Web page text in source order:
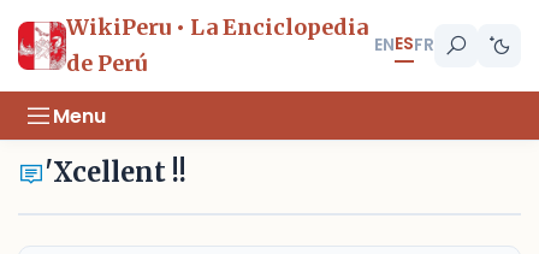
WikiPeru • La Enciclopedia
de Perú
ENESFR
Menu
'Xcellent !!